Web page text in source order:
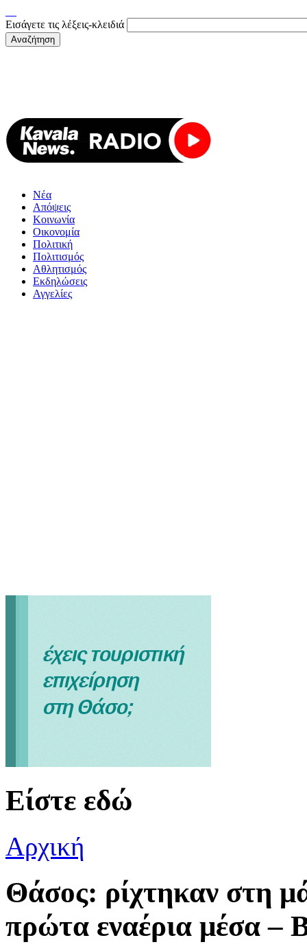
Εισάγετε τις λέξεις-κλειδιά
Νέα
Απόψεις
Κοινωνία
Οικονομία
Πολιτική
Πολιτισμός
Αθλητισμός
Εκδηλώσεις
Αγγελίες
Είστε εδώ
Αρχική
Θάσος: ρίχτηκαν στη
πρώτα εναέρια μέσα